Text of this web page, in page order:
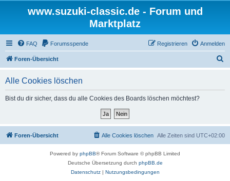
www.suzuki-classic.de - Forum und
Marktplatz
FAQ Forumsspende Anmelden
Registrieren
Foren-Übersicht
Alle Cookies löschen
Bist du dir sicher, dass du alle Cookies des Boards löschen möchtest?
Foren-Übersicht Alle Zeiten sind UTC+02:00
Alle Cookies löschen
Powered by phpBB® Forum Software © phpBB Limited
Deutsche Übersetzung durch phpBB.de
Datenschutz| Nutzungsbedingungen